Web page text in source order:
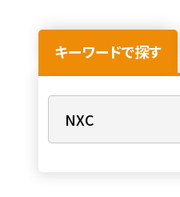
キーワードで探す